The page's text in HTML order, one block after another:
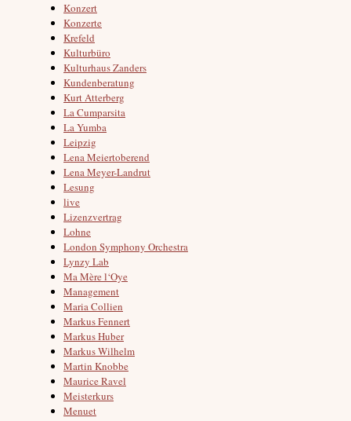
Konzert
Konzerte
Krefeld
Kulturbüro
Kulturhaus Zanders
Kundenberatung
Kurt Atterberg
La Cumparsita
La Yumba
Leipzig
Lena Meiertoberend
Lena Meyer-Landrut
Lesung
live
Lizenzvertrag
Lohne
London Symphony Orchestra
Lynzy Lab
Ma Mère l‘Oye
Management
Maria Collien
Markus Fennert
Markus Huber
Markus Wilhelm
Martin Knobbe
Maurice Ravel
Meisterkurs
Menuet